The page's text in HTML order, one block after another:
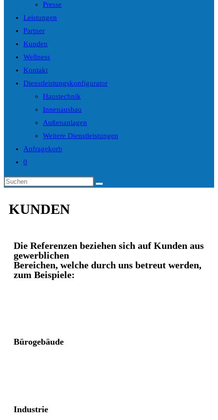
Presse
Leistungen
Partner
Kunden
Wellness
Kontakt
Dienstleistungskonfigurator
Haustechnik
Innenausbau
Außenanlagen
Weitere Dienstleistungen
Anfragekorb
0
KUNDEN
Die Referenzen beziehen sich auf Kunden aus
gewerblichen
Bereichen, welche durch uns betreut werden,
zum Beispiele:
Bürogebäude
Industrie